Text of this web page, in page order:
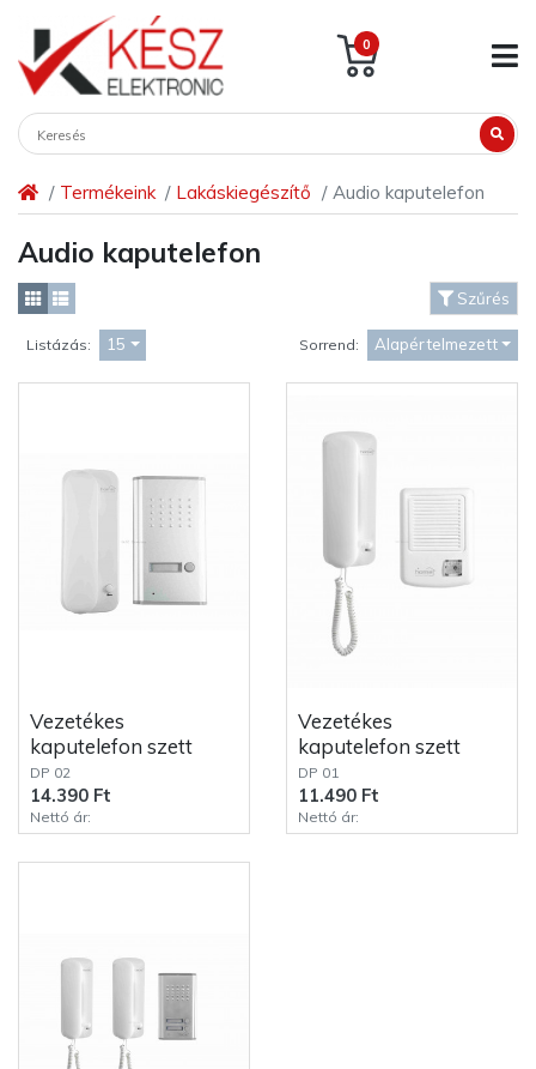
0
Termékeink Lakáskiegészítő Audio kaputelefon
Audio kaputelefon
Szűrés
Listázás: 15 Sorrend: Alapértelmezett
Vezetékes
kaputelefon szett
DP 02
14.390 Ft
Nettó ár:
Vezetékes
kaputelefon szett
DP 01
11.490 Ft
Nettó ár: